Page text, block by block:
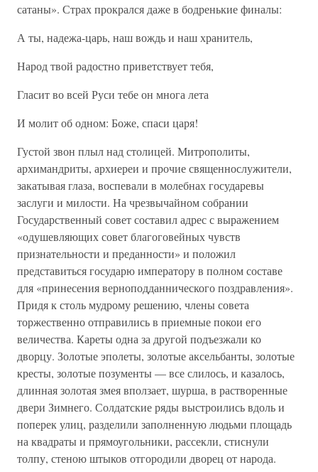
сатаны». Страх прокрался даже в бодренькие финалы:
А ты, надежа-царь, наш вождь и наш хранитель,
Народ твой радостно приветствует тебя,
Гласит во всей Руси тебе он многа лета
И молит об одном: Боже, спаси царя!
Густой звон плыл над столицей. Митрополиты,
архимандриты, архиереи и прочие священнослужители,
закатывая глаза, воспевали в молебнах государевы
заслуги и милости. На чрезвычайном собрании
Государственный совет составил адрес с выражением
«одушевляющих совет благоговейных чувств
признательности и преданности» и положил
представиться государю императору в полном составе
для «принесения верноподданнического поздравления».
Придя к столь мудрому решению, члены совета
торжественно отправились в приемные покои его
величества. Кареты одна за другой подъезжали ко
дворцу. Золотые эполеты, золотые аксельбанты, золотые
кресты, золотые позументы — все слилось, и казалось,
длинная золотая змея вползает, шурша, в растворенные
двери Зимнего. Солдатские ряды выстроились вдоль и
поперек улиц, разделили заполненную людьми площадь
на квадраты и прямоугольники, рассекли, стиснули
толпу, стеною штыков отгородили дворец от народа.